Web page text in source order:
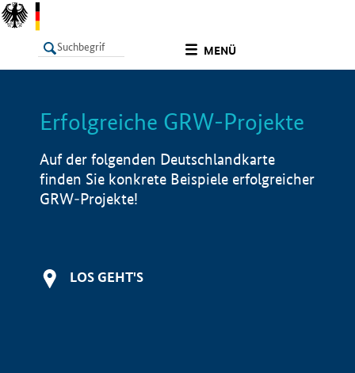
MENÜ
LISTE Info
Erfolgreiche GRW-Projekte
Auf der folgenden Deutschlandkarte
finden Sie konkrete Beispiele erfolgreicher
GRW-Projekte!
LOS GEHT'S